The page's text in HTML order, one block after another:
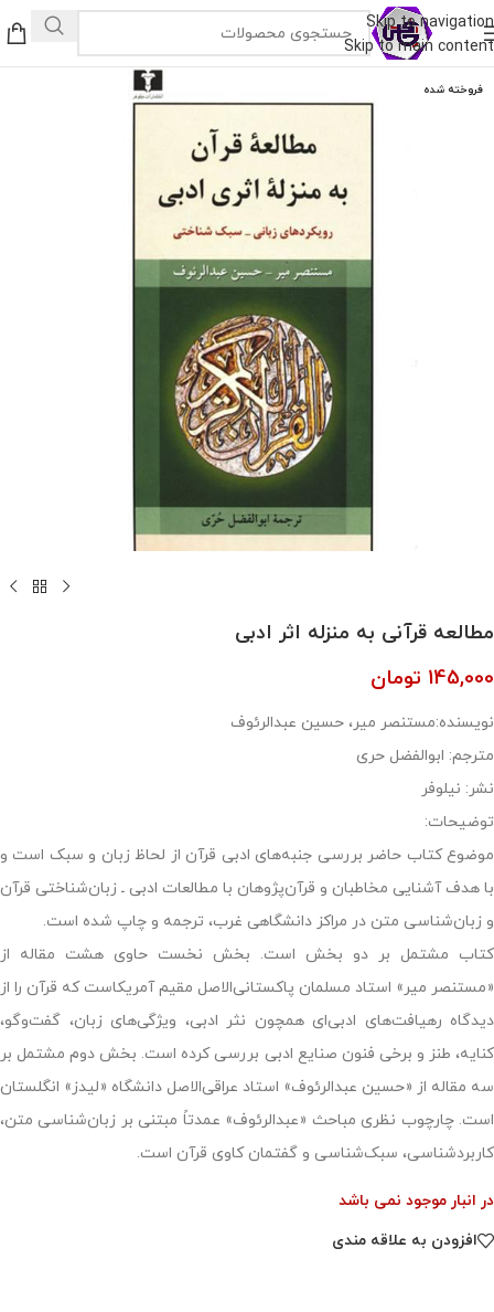
Skip to navigation
Skip to main content
فروخته شده
مطالعه قرآنی به منزله اثر ادبی
145,000 تومان
نویسنده:مستنصر میر، حسین عبدالرئوف
مترجم: ابوالفضل حری
نشر: نیلوفر
توضیحات:
موضوع کتاب حاضر بررسی جنبه‌های ادبی قرآن از لحاظ زبان و سبک است و
با هدف آشنایی مخاطبان و قرآن‌پژوهان با مطالعات ادبی‌ ـ زبان‌شناختی قرآن
و زبان‌شناسی متن در مراکز دانشگاهی غرب، ترجمه و چاپ شده است.
کتاب مشتمل بر دو بخش است. بخش نخست حاوی هشت مقاله از
«مستنصر میر» استاد مسلمان پاکستانی‌الاصل مقیم آمریکاست که قرآن را از
دیدگاه رهیافت‌های ادبی‌ای همچون نثر ادبی، ویژگی‌های زبان، گفت‌وگو،
کنایه، طنز و برخی فنون صنایع ادبی بررسی کرده است. بخش دوم مشتمل بر
سه مقاله از «حسین عبدالرئوف» استاد عراقی‌الاصل دانشگاه «لیدز» انگلستان
است. چارچوب نظری مباحث «عبدالرئوف» عمدتاً مبتنی بر زبان‌شناسی متن،
کاربردشناسی، سبک‌شناسی و گفتمان کاوی قرآن است.
در انبار موجود نمی باشد
افزودن به علاقه مندی